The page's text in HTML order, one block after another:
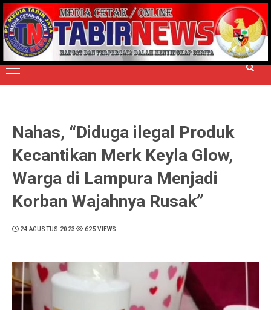
Skip
to
content
TERPERCAYA MENYINGKAP BERITA
Primary
Menu
Nahas, “Diduga ilegal Produk
Kecantikan Merk Keyla Glow,
Warga di Lampura Menjadi
Korban Wajahnya Rusak”
24 AGUSTUS 2023 625 VIEWS